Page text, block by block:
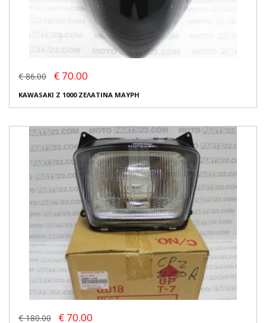
€ 86.00 € 70.00
KAWASAKI Z 1000 ΖΕΛΑΤΙΝΑ ΜΑΥΡΗ
€ 180.00 € 70.00